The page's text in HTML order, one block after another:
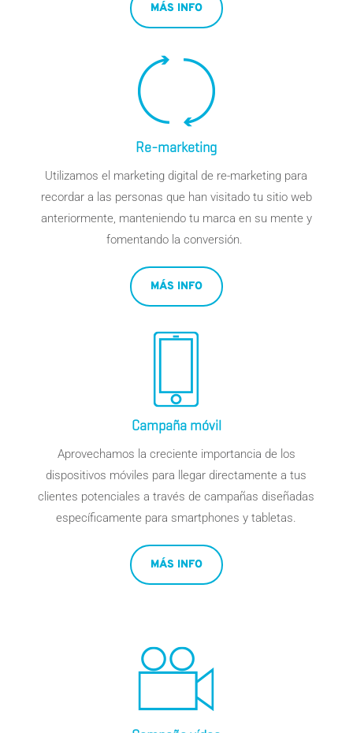
MÁS INFO
Re-marketing
Utilizamos el marketing digital de re-marketing para
recordar a las personas que han visitado tu sitio web
anteriormente, manteniendo tu marca en su mente y
fomentando la conversión.
MÁS INFO
Campaña móvil
Aprovechamos la creciente importancia de los
dispositivos móviles para llegar directamente a tus
clientes potenciales a través de campañas diseñadas
específicamente para smartphones y tabletas.
MÁS INFO